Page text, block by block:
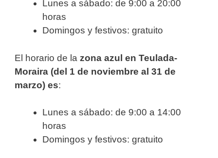
Lunes a sábado: de 9:00 a 20:00
horas
Domingos y festivos: gratuito
El horario de la zona azul en Teulada-
Moraira (del 1 de noviembre al 31 de
marzo) es:
Lunes a sábado: de 9:00 a 14:00
horas
Domingos y festivos: gratuito